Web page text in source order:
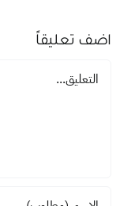
اضف تعليقاً
تعليق